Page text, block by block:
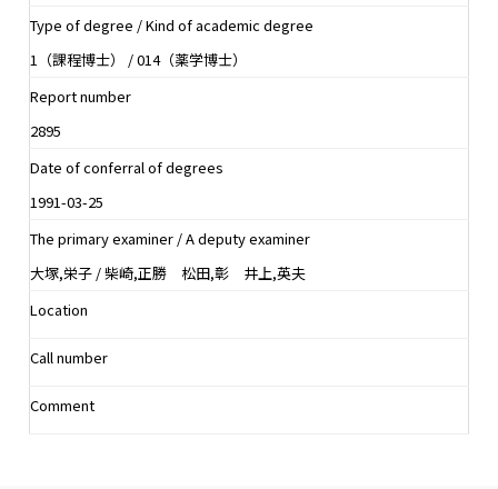
Type of degree / Kind of academic degree
1（課程博士） / 014（薬学博士）
Report number
2895
Date of conferral of degrees
1991-03-25
The primary examiner / A deputy examiner
大塚,栄子 / 柴崎,正勝 松田,彰 井上,英夫
Location
Call number
Comment